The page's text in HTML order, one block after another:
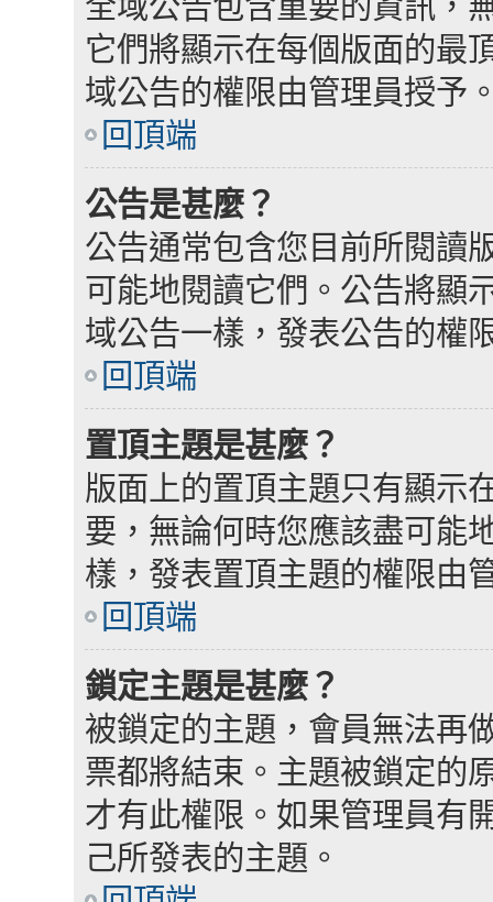
它們將顯示在每個版面的最
域公告的權限由管理員授予
回頂端
公告是甚麼？
公告通常包含您目前所閱讀
可能地閱讀它們。公告將顯
域公告一樣，發表公告的權
回頂端
置頂主題是甚麼？
版面上的置頂主題只有顯示
要，無論何時您應該盡可能
樣，發表置頂主題的權限由
回頂端
鎖定主題是甚麼？
被鎖定的主題，會員無法再
票都將結束。主題被鎖定的
才有此權限。如果管理員有
己所發表的主題。